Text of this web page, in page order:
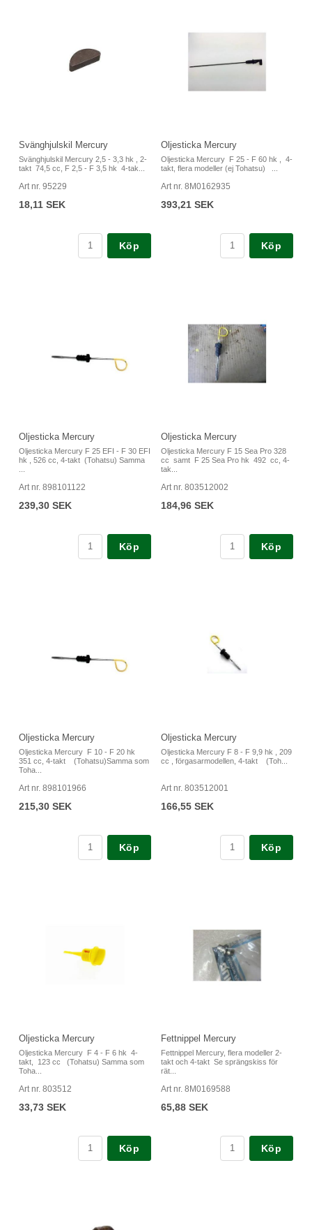
Svänghjulskil Mercury
Svänghjulskil Mercury 2,5 - 3,3 hk , 2-
takt 74,5 cc, F 2,5 - F 3,5 hk 4-tak...
Art nr. 95229
18,11 SEK
Köp
Oljesticka Mercury
Oljesticka Mercury F 25 - F 60 hk , 4-
takt, flera modeller (ej Tohatsu) ...
Art nr. 8M0162935
393,21 SEK
Köp
Oljesticka Mercury
Oljesticka Mercury F 25 EFI - F 30 EFI
hk , 526 cc, 4-takt (Tohatsu) Samma
Art nr. 898101122
239,30 SEK
Köp
Oljesticka Mercury
Oljesticka Mercury F 15 Sea Pro 328
cc samt F 25 Sea Pro hk 492 cc, 4-
tak...
Art nr. 803512002
184,96 SEK
Köp
Oljesticka Mercury
Oljesticka Mercury F 10 - F 20 hk
351 cc, 4-takt (Tohatsu)Samma som
Toha...
Art nr. 898101966
215,30 SEK
Köp
Oljesticka Mercury
Oljesticka Mercury F 8 - F 9,9 hk , 209
cc , förgasarmodellen, 4-takt (Toh...
Art nr. 803512001
166,55 SEK
Köp
Oljesticka Mercury
Oljesticka Mercury F 4 - F 6 hk 4-
takt, 123 cc (Tohatsu) Samma som
Toha...
Art nr. 803512
33,73 SEK
Köp
Fettnippel Mercury
Fettnippel Mercury, flera modeller 2-
takt och 4-takt Se sprängskiss för
rät...
Art nr. 8M0169588
65,88 SEK
Köp